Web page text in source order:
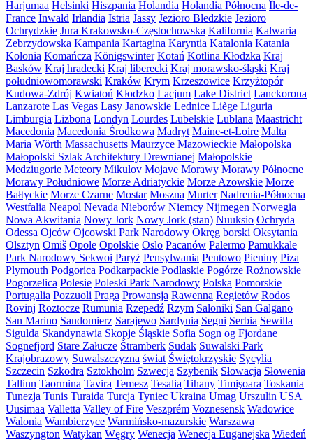
Harjumaa Helsinki Hiszpania Holandia Holandia Północna Île-de-
France Inwałd Irlandia Istria Jassy Jezioro Bledzkie Jezioro
Ochrydzkie Jura Krakowsko-Częstochowska Kalifornia Kalwaria
Zebrzydowska Kampania Kartagina Karyntia Katalonia Katania
Kolonia Komańcza Königswinter Kotań Kotlina Kłodzka Kraj
Basków Kraj hradecki Kraj liberecki Kraj morawsko-śląski Kraj
południowomorawski Kraków Krym Krzeszowice Krzyżtopór
Kudowa-Zdrój Kwiatoń Kłodzko Lacjum Lake District Lanckorona
Lanzarote Las Vegas Lasy Janowskie Lednice Liège Liguria
Limburgia Lizbona Londyn Lourdes Lubelskie Lublana Maastricht
Macedonia Macedonia Środkowa Madryt Maine-et-Loire Malta
Maria Wörth Massachusetts Maurzyce Mazowieckie Małopolska
Małopolski Szlak Architektury Drewnianej Małopolskie
Medziugorie Meteory Mikulov Mojave Morawy Morawy Północne
Morawy Południowe Morze Adriatyckie Morze Azowskie Morze
Bałtyckie Morze Czarne Mostar Moszna Murter Nadrenia-Północna
Westfalia Neapol Nevada Nieborów Niemcy Nijmegen Norwegia
Nowa Akwitania Nowy Jork Nowy Jork (stan) Nuuksio Ochryda
Odessa Ojców Ojcowski Park Narodowy Okręg borski Oksytania
Olsztyn Omiš Opole Opolskie Oslo Pacanów Palermo Pamukkale
Park Narodowy Sekwoi Paryż Pensylwania Pentowo Pieniny Piza
Plymouth Podgorica Podkarpackie Podlaskie Pogórze Rożnowskie
Pogorzelica Polesie Poleski Park Narodowy Polska Pomorskie
Portugalia Pozzuoli Praga Prowansja Rawenna Regietów Rodos
Rovinj Roztocze Rumunia Rzepedź Rzym Saloniki San Galgano
San Marino Sandomierz Sarajewo Sardynia Segni Serbia Sewilla
Sigulda Skandynawia Skopje Śląskie Sofia Sogn og Fjordane
Sognefjord Stare Załucze Štramberk Sudak Suwalski Park
Krajobrazowy Suwalszczyzna świat Świętokrzyskie Sycylia
Szczecin Szkodra Sztokholm Szwecja Szybenik Słowacja Słowenia
Tallinn Taormina Tavira Temesz Tesalia Tihany Timişoara Toskania
Tunezja Tunis Turaida Turcja Tyniec Ukraina Umag Urszulin USA
Uusimaa Valletta Valley of Fire Veszprém Voznesensk Wadowice
Walonia Wambierzyce Warmińsko-mazurskie Warszawa
Waszyngton Watykan Węgry Wenecja Wenecja Euganejska Wiedeń